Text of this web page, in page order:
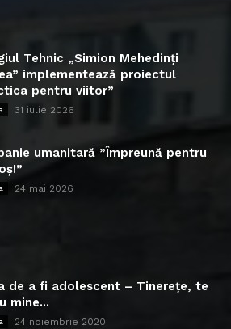
Tehnic „Simion Mehedinți
implementează proiectul
pentru viitor”
31 iulie 2026
umanitară ”Împreună pentru
24 mai 2026
de a fi adolescent – Tinerețe, te
mine...
24 noiembrie 2020